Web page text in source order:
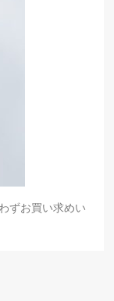
ずお買い求めい